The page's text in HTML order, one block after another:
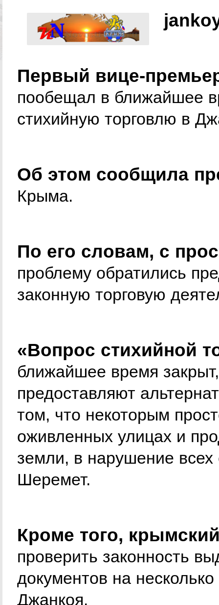
Первый вице-
пообещал в ближайшее
стихийную торговлю в
Об этом сообщила
Крыма.
По его словам, с
проблему обратились
законную торговую
«Вопрос стихийной
ближайшее время
предоставляют
том, что некоторым
оживленных улицах и
земли, в нарушение
Шеремет.
Кроме того,
проверить законность
документов на
Джанкоя.